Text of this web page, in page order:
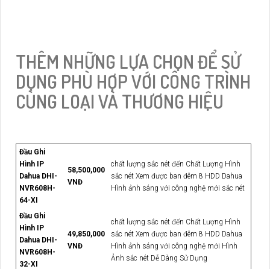
THÊM NHỮNG LỰA CHỌN ĐỂ SỬ
DỤNG PHÙ HỢP VỚI CÔNG TRÌNH
CÙNG LOẠI VÀ THƯƠNG HIỆU
Đầu Ghi
Hình IP
Dahua DHI-
NVR608H-
64-XI
58,500,000
VNĐ
chất lượng sắc nét đến Chất Lượng Hình
sắc nét Xem được ban đêm 8 HDD Dahua
Hình ảnh sáng với công nghệ mới sắc nét
Đầu Ghi
Hình IP
Dahua DHI-
NVR608H-
32-XI
49,850,000
VNĐ
chất lượng sắc nét đến Chất Lượng Hình
sắc nét Xem được ban đêm 8 HDD Dahua
Hình ảnh sáng với công nghệ mới Hình
Ảnh sắc nét Dễ Dàng Sử Dụng